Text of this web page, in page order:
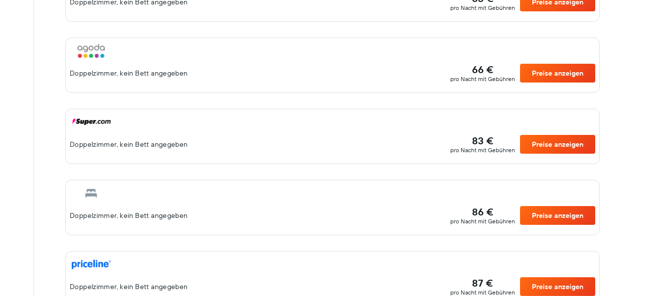
Doppelzimmer, kein Bett angegeben
pro Nacht mit Gebühren
Preise anzeigen
Doppelzimmer, kein Bett angegeben 66 €
pro Nacht mit Gebühren
Preise anzeigen
Doppelzimmer, kein Bett angegeben 83 €
pro Nacht mit Gebühren
Preise anzeigen
Doppelzimmer, kein Bett angegeben 86 €
pro Nacht mit Gebühren
Preise anzeigen
Doppelzimmer, kein Bett angegeben 87 €
pro Nacht mit Gebühren
Preise anzeigen